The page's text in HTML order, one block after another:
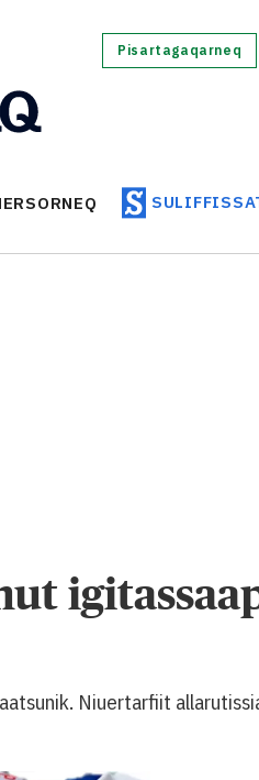
Pisartagaqarneq
Niuertarfiit